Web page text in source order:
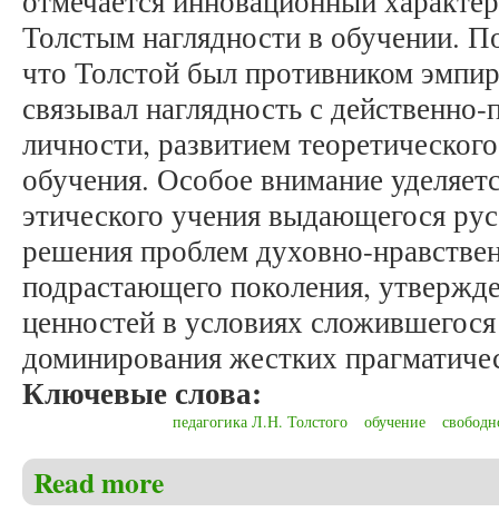
Толстым наглядности в обучении.
что Толстой был противником
связывал наглядность с
личности, развитием
обучения. Особое внимание
этического учения выдающегося
решения проблем духовно-
подрастающего поколения,
ценностей в условиях
доминирования жестких
Ключевые слова:
педагогика Л.Н. Толстого обучение
Read more